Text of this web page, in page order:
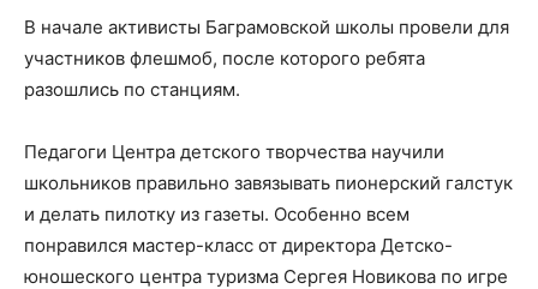
В начале активисты Баграмовской школы провели для
участников флешмоб, после которого ребята
разошлись по станциям.
Педагоги Центра детского творчества научили
школьников правильно завязывать пионерский галстук
и делать пилотку из газеты. Особенно всем
понравился мастер-класс от директора Детско-
юношеского центра туризма Сергея Новикова по игре